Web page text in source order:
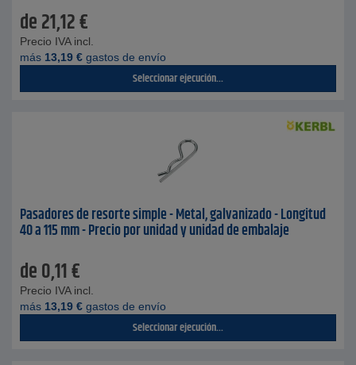
de21,12€
Precio IVA incl.
más 13,19 € gastos de envío
Seleccionar ejecución...
Pasadores de resorte simple - Metal, galvanizado - Longitud
40 a 115 mm - Precio por unidad y unidad de embalaje
de0,11€
Precio IVA incl.
más 13,19 € gastos de envío
Seleccionar ejecución...